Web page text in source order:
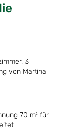
3
von Martina
70 m² für